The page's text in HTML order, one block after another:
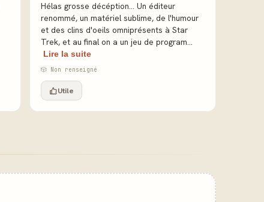
Hélas grosse décéption... Un éditeur
renommé, un matériel sublime, de l'humour
et des clins d'oeils omniprésents à Star
Trek, et au final on a un jeu de program...
Lire la suite
🎲 Non renseigné
Utile